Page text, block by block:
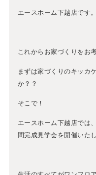
エースホーム下越店です。
これからお家づくりをお
まずは家づくりのキッカ
か？？
そこで！
エースホーム下越店では
間完成見学会を開催いたし